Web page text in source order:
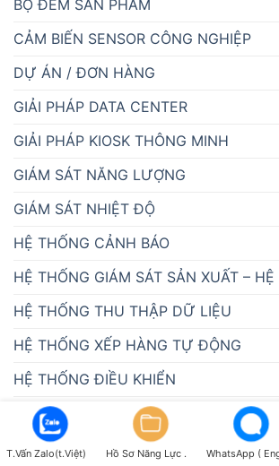
BỘ ĐẾM SẢN PHẨM
CẢM BIẾN SENSOR CÔNG NGHIỆP
DỰ ÁN / ĐƠN HÀNG
GIẢI PHÁP DATA CENTER
GIẢI PHÁP KIOSK THÔNG MINH
GIÁM SÁT NĂNG LƯỢNG
GIÁM SÁT NHIỆT ĐỘ
HỆ THỐNG CẢNH BÁO
HỆ THỐNG GIÁM SÁT SẢN XUẤT –
HỆ THỐNG THU THẬP DỮ LIỆU
HỆ THỐNG XẾP HÀNG TỰ ĐỘNG
HỆ THỐNG ĐIỀU KHIỂN
HỆ THỐNG ĐO
HOẠT ĐỘNG NGOẠI KHÓA
T.Vấn Zalo(t.Việt) Hồ Sơ Năng Lực . WhatsApp (